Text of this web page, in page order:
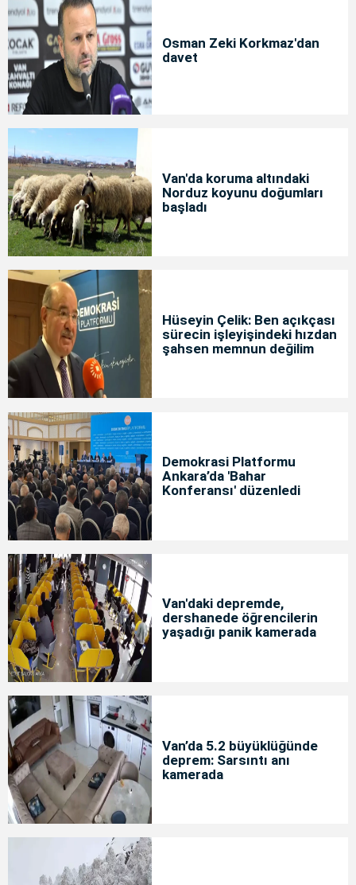
Osman Zeki Korkmaz'dan
davet
Van'da koruma altındaki
Norduz koyunu doğumları
başladı
Hüseyin Çelik: Ben açıkçası
sürecin işleyişindeki hızdan
şahsen memnun değilim
Demokrasi Platformu
Ankara’da 'Bahar
Konferansı' düzenledi
Van'daki depremde,
dershanede öğrencilerin
yaşadığı panik kamerada
Van’da 5.2 büyüklüğünde
deprem: Sarsıntı anı
kamerada